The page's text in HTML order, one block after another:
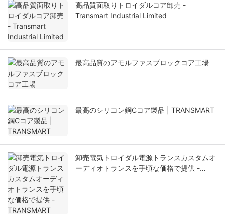
高品質面取りトロイダルコア卸売 -
Transmart Industrial Limited
最高品質のアモルファスブロックコア工場
最高のシリコン鋼Cコア製品 | TRANSMART
卸売電気トロイダル電源トランスカスタムオ
ーディオトランスを手頃な価格で提供 -